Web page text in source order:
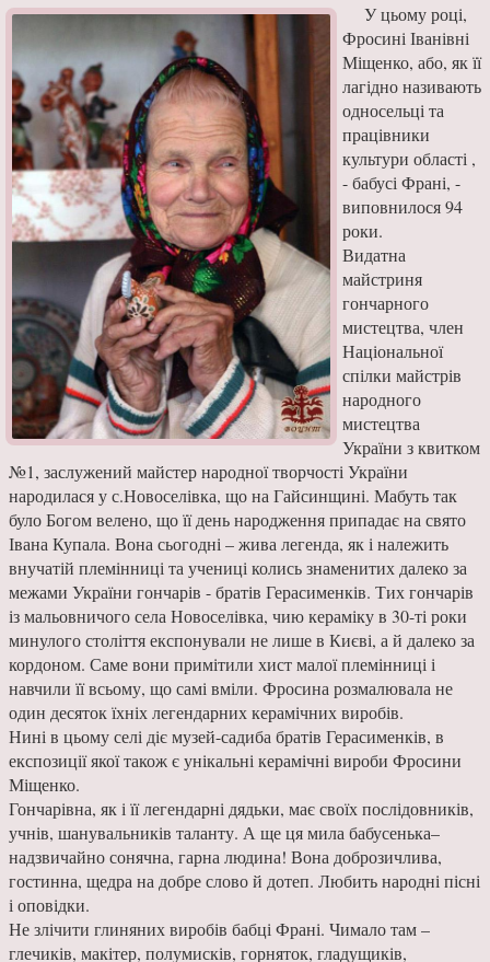
У цьому році,
Фросині Іванівні
Міщенко, або, як її
лагідно називають
односельці та
працівники
культури області ,
- бабусі Франі, -
виповнилося 94
роки.
Видатна
майстриня
гончарного
мистецтва, член
Національної
спілки майстрів
народного
мистецтва
України з квитком
№1, заслужений майстер народної творчості України
народилася у с.Новоселівка, що на Гайсинщині. Мабуть так
було Богом велено, що її день народження припадає на свято
Івана Купала. Вона сьогодні – жива легенда, як і належить
внучатій племінниці та учениці колись знаменитих далеко за
межами України гончарів - братів Герасименків. Тих гончарів
із мальовничого села Новоселівка, чию кераміку в 30-ті роки
минулого століття експонували не лише в Києві, а й далеко за
кордоном. Саме вони примітили хист малої племінниці і
навчили її всьому, що самі вміли. Фросина розмалювала не
один десяток їхніх легендарних керамічних виробів.
Нині в цьому селі діє музей-садиба братів Герасименків, в
експозиції якої також є унікальні керамічні вироби Фросини
Міщенко.
Гончарівна, як і її легендарні дядьки, має своїх послідовників,
учнів, шанувальників таланту. А ще ця мила бабусенька–
надзвичайно сонячна, гарна людина! Вона доброзичлива,
гостинна, щедра на добре слово й дотеп. Любить народні пісні
і оповідки.
Не злічити глиняних виробів бабці Франі. Чимало там –
глечиків, макітер, полумисків, горняток, гладущиків,